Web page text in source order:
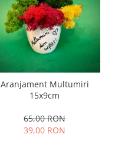
Aranjament Multumiri
15x9cm
65,00 RON
39,00 RON